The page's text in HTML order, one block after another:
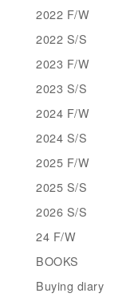
2022 F/W
2022 S/S
2023 F/W
2023 S/S
2024 F/W
2024 S/S
2025 F/W
2025 S/S
2026 S/S
24 F/W
BOOKS
Buying diary